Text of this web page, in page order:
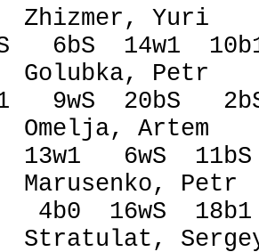
6bЅ 14w1
9wЅ 20bЅ
13w1 6wЅ
4b0 16wЅ